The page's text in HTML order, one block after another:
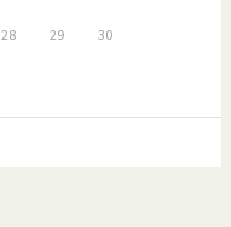
28 29 30